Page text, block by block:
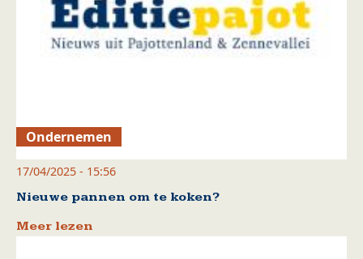
Ondernemen
17/04/2025 - 15:56
Nieuwe pannen om te koken?
Meer lezen